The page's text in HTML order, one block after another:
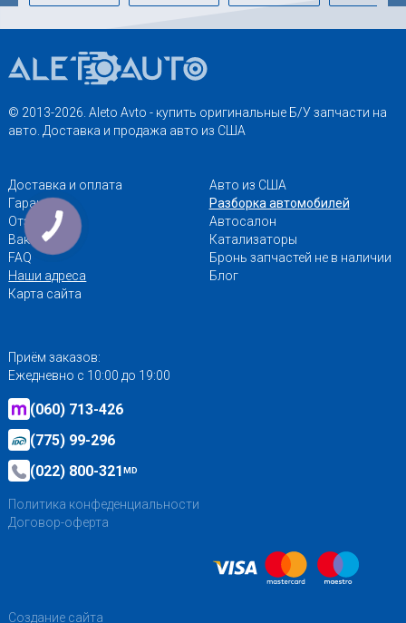
© 2013-2026. Aleto Avto - купить оригинальные Б/У запчасти на
авто. Доставка и продажа авто из США
Доставка и оплата
Гарантии
Отзывы
Вакансии
FAQ
Наши адреса
Карта сайта
Авто из США
Разборка автомобилей
Автосалон
Катализаторы
Бронь запчастей не в наличии
Блог
Приём заказов:
Ежедневно с 10:00 до 19:00
(060) 713-426
(775) 99-296
(022) 800-321MD
Политика конфеденциальности
Договор-оферта
Создание сайта